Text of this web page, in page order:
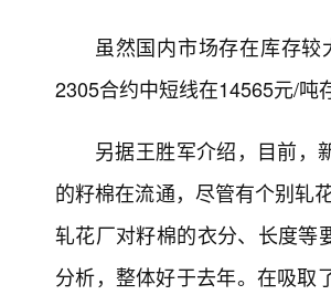
虽然国内市场存在库存
2305合约中短线在14565元/吨
另据王胜军介绍，目前，
的籽棉在流通，尽管有个别轧
轧花厂对籽棉的衣分、长度等
分析，整体好于去年。在吸取